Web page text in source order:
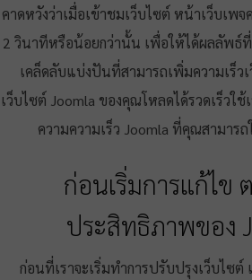
คาดหวังว่าเมื่อเข้าชมเว็บไซต์ หน้าเว็บเพ
2 วินาทีหรือน้อยกว่านั้น เพื่อให้ได้ผลลัพธ์
เคล็ดลับแบ่งปันที่สามารถเพิ่มความเร็ว
เว็บไซต์ Joomla ของคุณโหลดได้รวดเร็วใ
ความความเร็ว Joomla ที่คุณสามาร
ก่อนเริ่มการแก้ไข
ประสิทธิภาพของ
ก่อนที่เราจะเริ่มทำการปรับปรุงเว็บไซ